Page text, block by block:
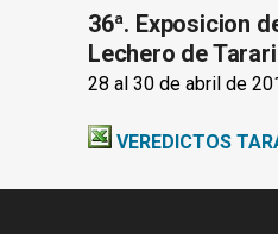
36ª. Exposicion
Lechero de
28 al 30 de abril de
VEREDICTOS